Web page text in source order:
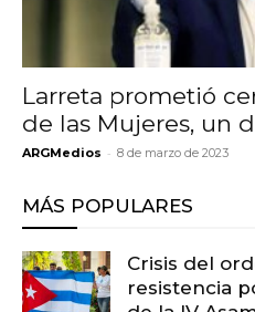
Larreta prometió
de las Mujeres, un
ARGMedios - 8 de marzo de 2023
MÁS POPULARES
Crisis del
resistencia